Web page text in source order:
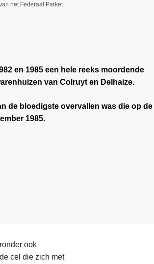
het Federaal Parket
en 1985 een hele reeks moordende
van Colruyt en Delhaize.
de bloedigste overvallen was die op de
1985.
ook
cel die zich met